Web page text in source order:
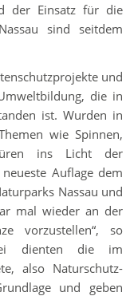
der Einsatz für die
sind seitdem
und
die in
ist. Wurden in
wie Spinnen,
ins Licht der
Auflage dem
Nassau und
mal wieder an der
vorzustellen“, so
dienten die im
also Naturschutz-
und geben